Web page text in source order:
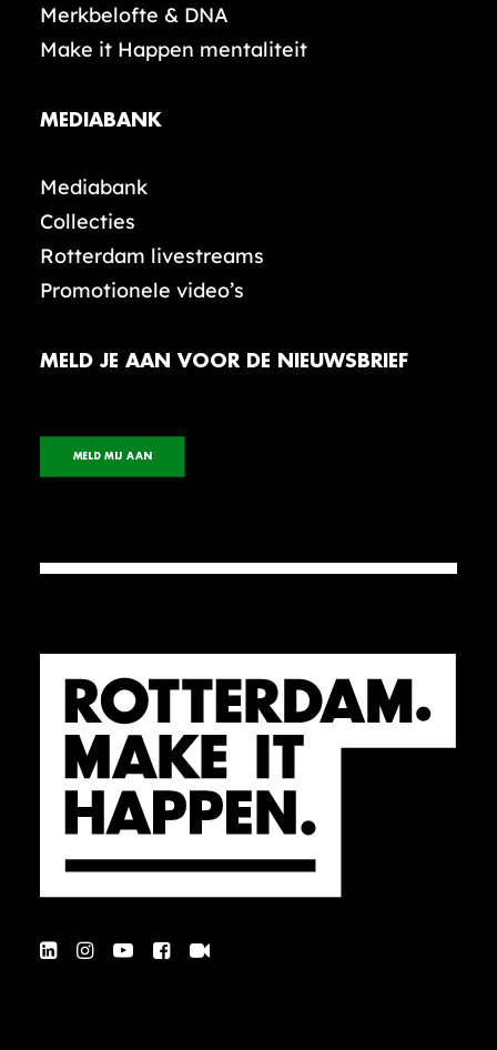
Merkbelofte & DNA
Make it Happen mentaliteit
MEDIABANK
Mediabank
Collecties
Rotterdam livestreams
Promotionele video’s
MELD JE AAN VOOR DE NIEUWSBRIEF
MELD MIJ AAN